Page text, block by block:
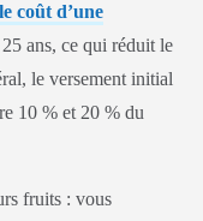
coût d’une
ans, ce qui réduit le
le versement initial
10 % et 20 % du
fruits : vous